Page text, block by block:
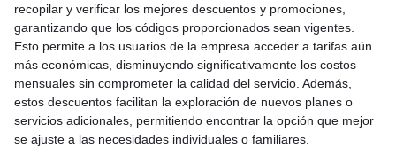
recopilar y verificar los mejores descuentos y promociones,
garantizando que los códigos proporcionados sean vigentes.
Esto permite a los usuarios de la empresa acceder a tarifas aún
más económicas, disminuyendo significativamente los costos
mensuales sin comprometer la calidad del servicio. Además,
estos descuentos facilitan la exploración de nuevos planes o
servicios adicionales, permitiendo encontrar la opción que mejor
se ajuste a las necesidades individuales o familiares.